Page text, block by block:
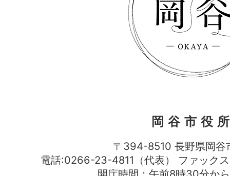
岡谷市役
〒394-8510 長野県岡谷
電話:0266-23-4811（代表） ファッ